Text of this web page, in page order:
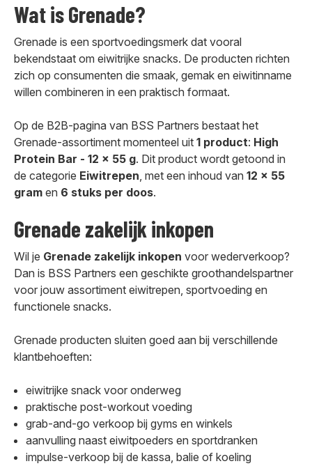
Wat is Grenade?
Grenade is een sportvoedingsmerk dat vooral
bekendstaat om eiwitrijke snacks. De producten richten
zich op consumenten die smaak, gemak en eiwitinname
willen combineren in een praktisch formaat.
Op de B2B-pagina van BSS Partners bestaat het
Grenade-assortiment momenteel uit 1 product: High
Protein Bar - 12 x 55 g. Dit product wordt getoond in
de categorie Eiwitrepen, met een inhoud van 12 x 55
gram en 6 stuks per doos.
Grenade zakelijk inkopen
Wil je Grenade zakelijk inkopen voor wederverkoop?
Dan is BSS Partners een geschikte groothandelspartner
voor jouw assortiment eiwitrepen, sportvoeding en
functionele snacks.
Grenade producten sluiten goed aan bij verschillende
klantbehoeften:
eiwitrijke snack voor onderweg
praktische post-workout voeding
grab-and-go verkoop bij gyms en winkels
aanvulling naast eiwitpoeders en sportdranken
impulse-verkoop bij de kassa, balie of koeling